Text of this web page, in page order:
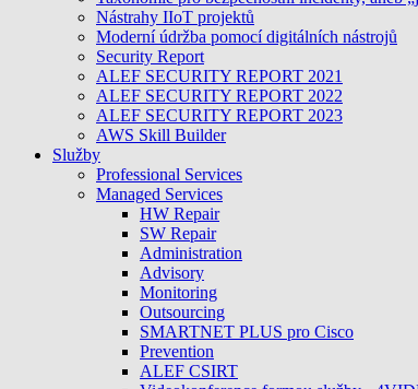
Nástrahy IIoT projektů
Moderní údržba pomocí digitálních nástrojů
Security Report
ALEF SECURITY REPORT 2021
ALEF SECURITY REPORT 2022
ALEF SECURITY REPORT 2023
AWS Skill Builder
Služby
Professional Services
Managed Services
HW Repair
SW Repair
Administration
Advisory
Monitoring
Outsourcing
SMARTNET PLUS pro Cisco
Prevention
ALEF CSIRT